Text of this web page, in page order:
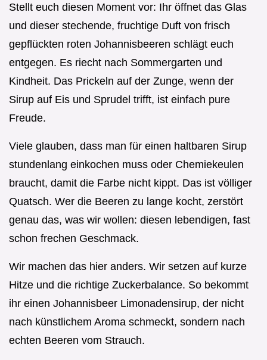
Stellt euch diesen Moment vor: Ihr öffnet das Glas
und dieser stechende, fruchtige Duft von frisch
gepflückten roten Johannisbeeren schlägt euch
entgegen. Es riecht nach Sommergarten und
Kindheit. Das Prickeln auf der Zunge, wenn der
Sirup auf Eis und Sprudel trifft, ist einfach pure
Freude.
Viele glauben, dass man für einen haltbaren Sirup
stundenlang einkochen muss oder Chemiekeulen
braucht, damit die Farbe nicht kippt. Das ist völliger
Quatsch. Wer die Beeren zu lange kocht, zerstört
genau das, was wir wollen: diesen lebendigen, fast
schon frechen Geschmack.
Wir machen das hier anders. Wir setzen auf kurze
Hitze und die richtige Zuckerbalance. So bekommt
ihr einen Johannisbeer Limonadensirup, der nicht
nach künstlichem Aroma schmeckt, sondern nach
echten Beeren vom Strauch.